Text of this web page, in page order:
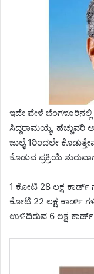
ಇದೇ ವೇಳೆ
ಸಿದ್ದರಾಮಯ್ಯ, ಹೆಚ್ಚುವರಿ
ಜುಲೈ 1ರಿಂದಲೇ
ಕೊಡುವ ಪ್ರಕ್ರಿಯೆ
1 ಕೋಟಿ 28 ಲಕ್ಷ ಕಾರ್ಡ್
ಕೋಟಿ 22 ಲಕ್ಷ ಕಾರ್ಡ್
ಉಳಿದಿರುವ 6 ಲಕ್ಷ